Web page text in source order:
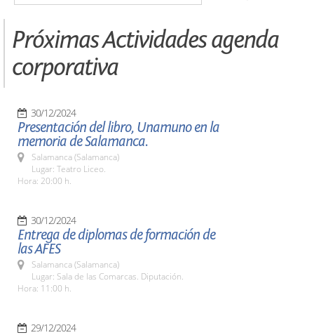
Próximas Actividades agenda
corporativa
30/12/2024
Presentación del libro, Unamuno en la
memoria de Salamanca.
Salamanca (Salamanca)
Lugar: Teatro Liceo.
Hora: 20:00 h.
30/12/2024
Entrega de diplomas de formación de
las AFES
Salamanca (Salamanca)
Lugar: Sala de las Comarcas. Diputación.
Hora: 11:00 h.
29/12/2024